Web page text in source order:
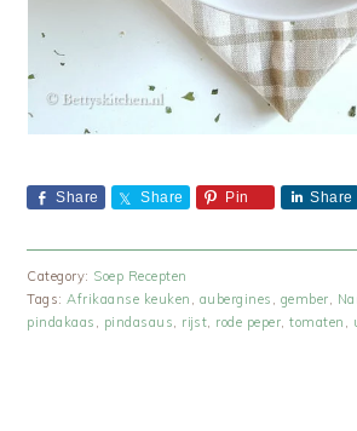
Share Share Pin Share
Category: Soep Recepten
Tags:Afrikaanse keuken , aubergines , gember,
pindakaas , pindasaus, rijst, rode peper,tomaten ,